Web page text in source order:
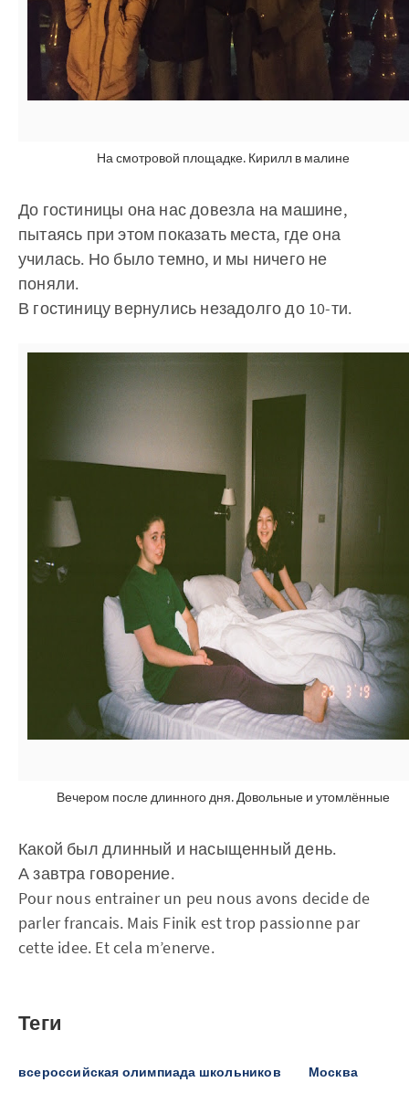
На смотровой площадке. Кирилл в малине
До гостиницы она нас довезла на машине,
пытаясь при этом показать места, где она
училась. Но было темно, и мы ничего не
поняли.
В гостиницу вернулись незадолго до 10-ти.
Вечером после длинного дня. Довольные и утомлённые
Какой был длинный и насыщенный день.
А завтра говорение.
Pour nous entrainer un peu nous avons decide de
parler francais. Mais Finik est trop passionne par
cette idee. Et cela m’enerve.
Теги
всероссийская олимпиада школьников Москва